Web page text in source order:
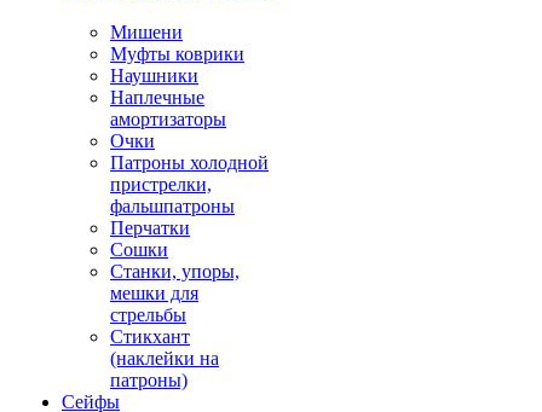
Мишени
Муфты коврики
Наушники
Наплечные
амортизаторы
Очки
Патроны холодной
пристрелки,
фальшпатроны
Перчатки
Сошки
Станки, упоры,
мешки для
стрельбы
Стикхант
(наклейки на
патроны)
Сейфы